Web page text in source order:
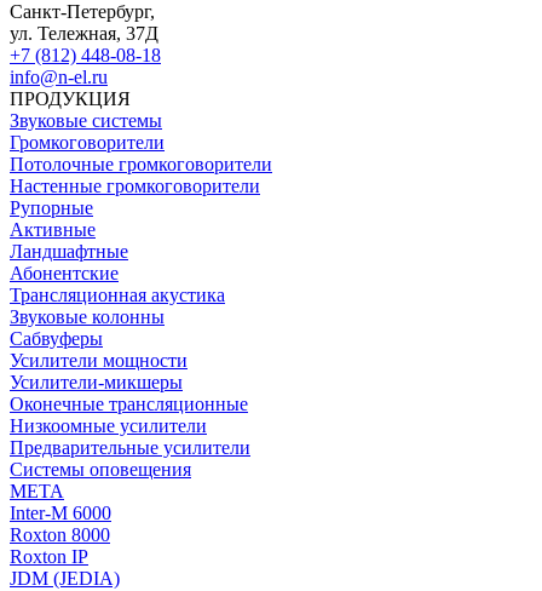
Санкт-Петербург,
ул. Тележная, 37Д
+7 (812) 448-08-18
info@n-el.ru
ПРОДУКЦИЯ
Звуковые системы
Громкоговорители
Потолочные громкоговорители
Настенные громкоговорители
Рупорные
Активные
Ландшафтные
Абонентские
Трансляционная акустика
Звуковые колонны
Сабвуферы
Усилители мощности
Усилители-микшеры
Оконечные трансляционные
Низкоомные усилители
Предварительные усилители
Системы оповещения
МЕТА
Inter-M 6000
Roxton 8000
Roxton IP
JDM (JEDIA)